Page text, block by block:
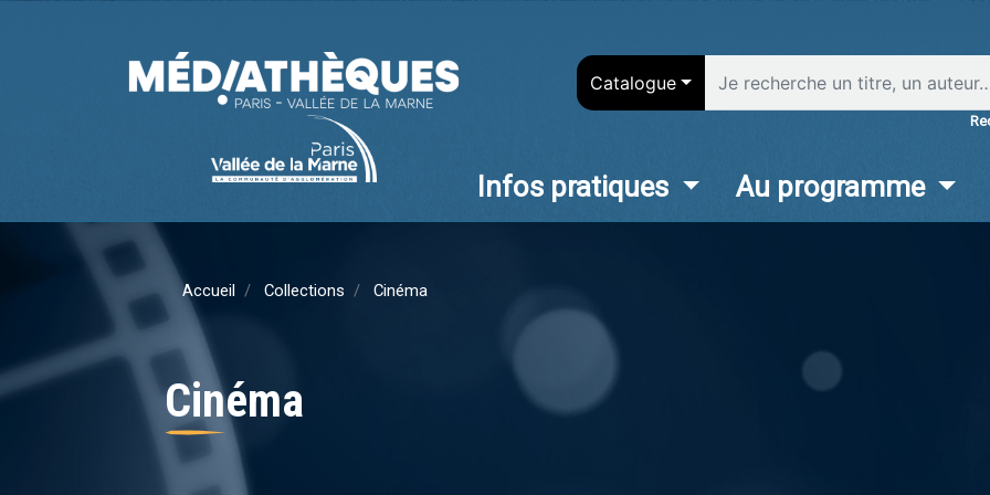
Catalogue
Main
navigation
Infos pratiques Au programme
Accueil Collections Cinéma
Cinéma